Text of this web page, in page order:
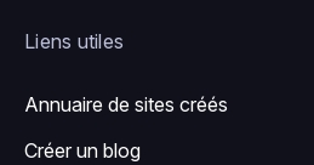
Liens utiles
Annuaire de sites créés
Créer un blog